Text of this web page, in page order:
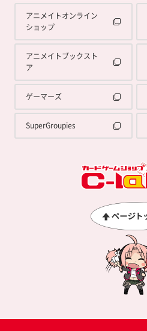
アニメイトオンライン
ショップ
アニメイトブックスト
ア
ゲーマーズ
SuperGroupies